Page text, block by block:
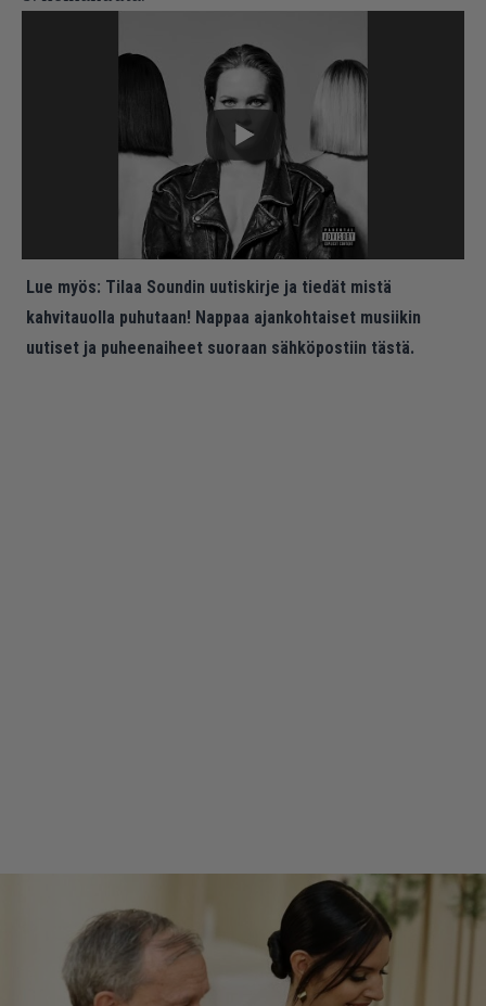
Lue myös: Tilaa Soundin uutiskirje ja tiedät mistä
kahvitauolla puhutaan! Nappaa ajankohtaiset musiikin
uutiset ja puheenaiheet suoraan sähköpostiin tästä.